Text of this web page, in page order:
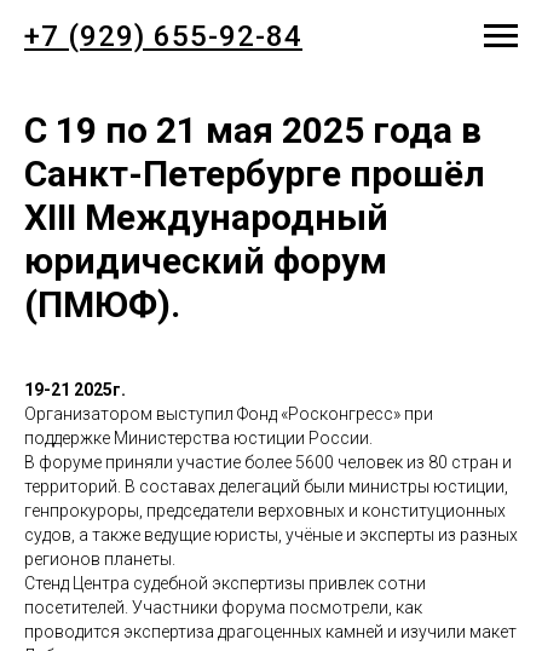
+7 (929) 655-92-84
С 19 по 21 мая 2025 года в
Санкт-Петербурге прошёл
XIII Международный
юридический форум
(ПМЮФ).
19-21 2025г.
Организатором выступил Фонд «Росконгресс» при
поддержке Министерства юстиции России.
В форуме приняли участие более 5600 человек из 80 стран и
территорий. В составах делегаций были министры юстиции,
генпрокуроры, председатели верховных и конституционных
судов, а также ведущие юристы, учёные и эксперты из разных
регионов планеты.
Стенд Центра судебной экспертизы привлек сотни
посетителей. Участники форума посмотрели, как
проводится экспертиза драгоценных камней и изучили макет